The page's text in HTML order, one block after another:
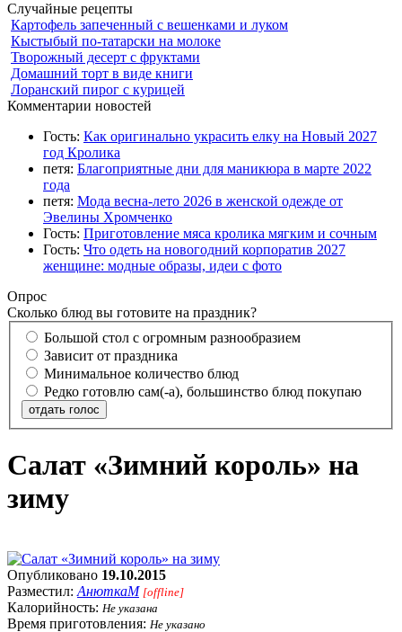
Случайные рецепты
Картофель запеченный с вешенками и луком
Кыстыбый по-татарски на молоке
Творожный десерт с фруктами
Домашний торт в виде книги
Лоранский пирог с курицей
Комментарии новостей
Гость: Как оригинально украсить елку на Новый 2027
год Кролика
петя: Благоприятные дни для маникюра в марте 2022
года
петя: Мода весна-лето 2026 в женской одежде от
Эвелины Хромченко
Гость: Приготовление мяса кролика мягким и сочным
Гость: Что одеть на новогодний корпоратив 2027
женщине: модные образы, идеи с фото
Опрос
Сколько блюд вы готовите на праздник?
Большой стол с огромным разнообразием
Зависит от праздника
Минимальное количество блюд
Редко готовлю сам(-а), большинство блюд покупаю
отдать голос
Салат «Зимний король» на
зиму
Опубликовано 19.10.2015
Разместил: АнюткаM [offline]
Калорийность: Не указана
Время приготовления: Не указано